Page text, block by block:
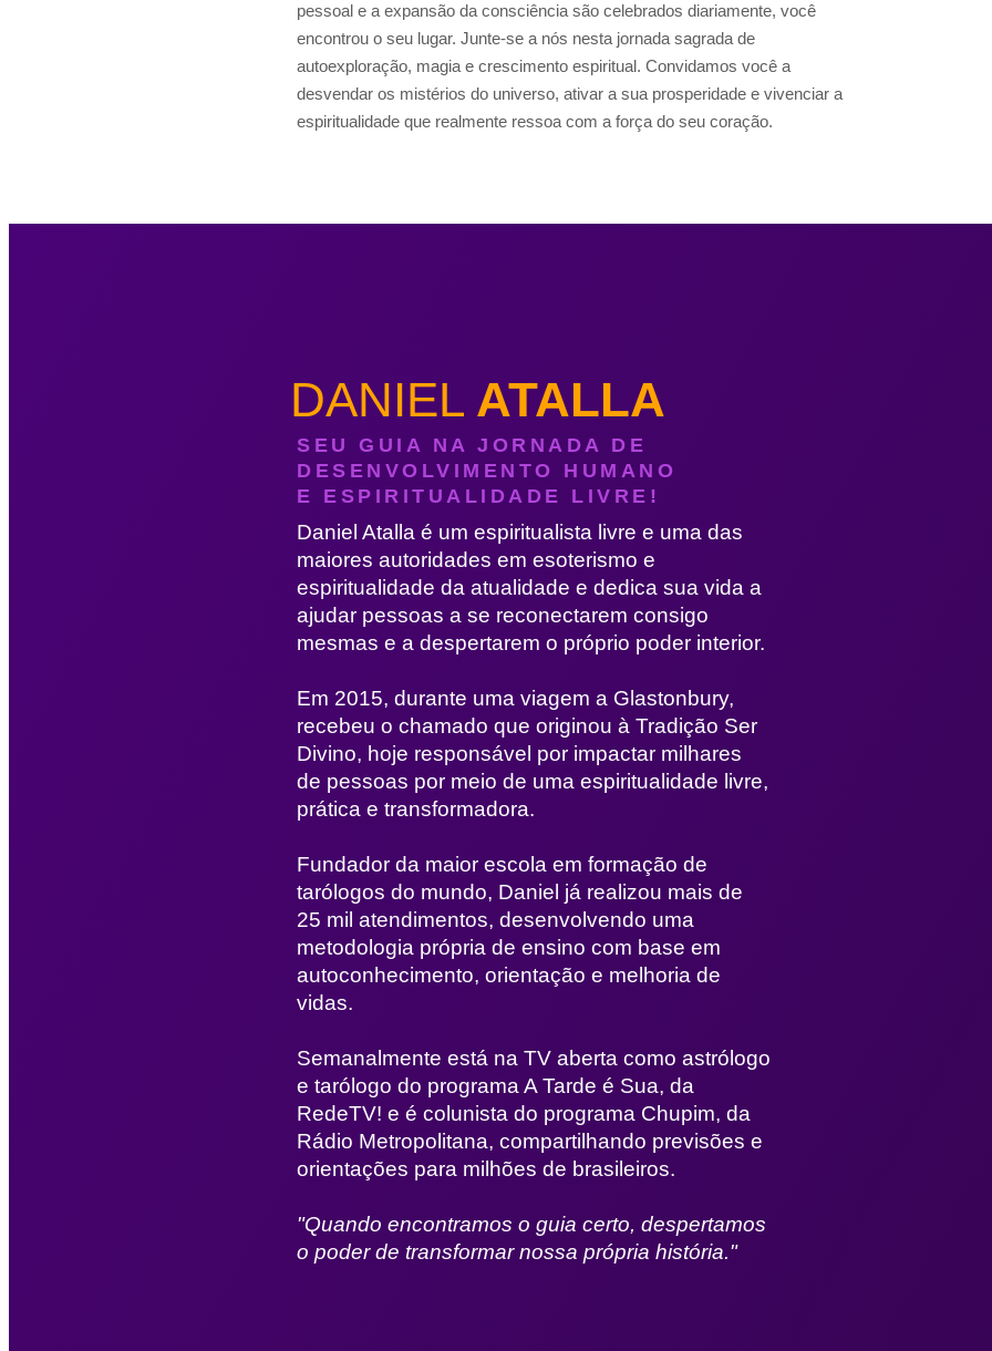
pessoal e a expansão da consciência são celebrados diariamente, você
encontrou o seu lugar. Junte-se a nós nesta jornada sagrada de
autoexploração, magia e crescimento espiritual. Convidamos você a
desvendar os mistérios do universo, ativar a sua prosperidade e vivenciar a
espiritualidade que realmente ressoa com a força do seu coração.
DANIEL ATALLA
SEU GUIA NA JORNADA DE
DESENVOLVIMENTO HUMANO
E ESPIRITUALIDADE LIVRE!
Daniel Atalla é um espiritualista livre e uma das
maiores autoridades em esoterismo e
espiritualidade da atualidade e dedica sua vida a
ajudar pessoas a se reconectarem consigo
mesmas e a despertarem o próprio poder interior.
Em 2015, durante uma viagem a Glastonbury,
recebeu o chamado que originou à Tradição Ser
Divino, hoje responsável por impactar milhares
de pessoas por meio de uma espiritualidade livre,
prática e transformadora.
Fundador da maior escola em formação de
tarólogos do mundo, Daniel já realizou mais de
25 mil atendimentos, desenvolvendo uma
metodologia própria de ensino com base em
autoconhecimento, orientação e melhoria de
vidas.
Semanalmente está na TV aberta como astrólogo
e tarólogo do programa A Tarde é Sua, da
RedeTV! e é colunista do programa Chupim, da
Rádio Metropolitana, compartilhando previsões e
orientações para milhões de brasileiros.
"Quando encontramos o guia certo, despertamos
o poder de transformar nossa própria história."